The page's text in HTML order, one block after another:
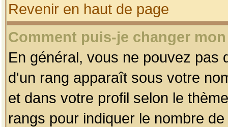
Revenir en haut de page
Comment puis-je changer
En général, vous ne pouvez pas
d'un rang apparaît sous votre
et dans votre profil selon le
rangs pour indiquer le nombre